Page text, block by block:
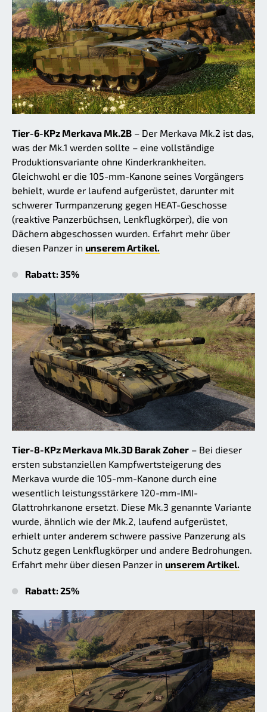
Tier-6-KPz Merkava Mk.2B – Der Merkava Mk.2 ist das,
was der Mk.1 werden sollte – eine vollständige
Produktionsvariante ohne Kinderkrankheiten.
Gleichwohl er die 105-mm-Kanone seines Vorgängers
behielt, wurde er laufend aufgerüstet, darunter mit
schwerer Turmpanzerung gegen HEAT-Geschosse
(reaktive Panzerbüchsen, Lenkflugkörper), die von
Dächern abgeschossen wurden. Erfahrt mehr über
diesen Panzer in unserem Artikel.
Rabatt: 35%
Tier-8-KPz Merkava Mk.3D Barak Zoher – Bei dieser
ersten substanziellen Kampfwertsteigerung des
Merkava wurde die 105-mm-Kanone durch eine
wesentlich leistungsstärkere 120-mm-IMI-
Glattrohrkanone ersetzt. Diese Mk.3 genannte Variante
wurde, ähnlich wie der Mk.2, laufend aufgerüstet,
erhielt unter anderem schwere passive Panzerung als
Schutz gegen Lenkflugkörper und andere Bedrohungen.
Erfahrt mehr über diesen Panzer in unserem Artikel.
Rabatt: 25%